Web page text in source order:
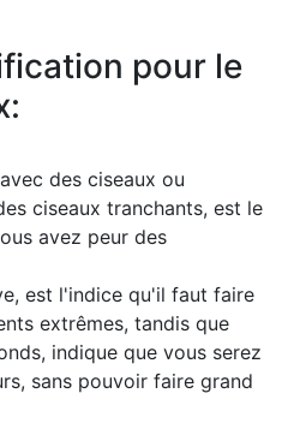
pour le
des ciseaux ou
ciseaux tranchants, est le
avez peur des
est l'indice qu'il faut faire
extrêmes, tandis que
indique que vous serez
sans pouvoir faire grand